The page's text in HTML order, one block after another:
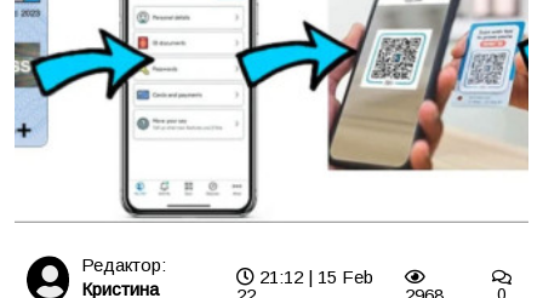
Редактор:
Кристина
21:12 | 15 Feb
0